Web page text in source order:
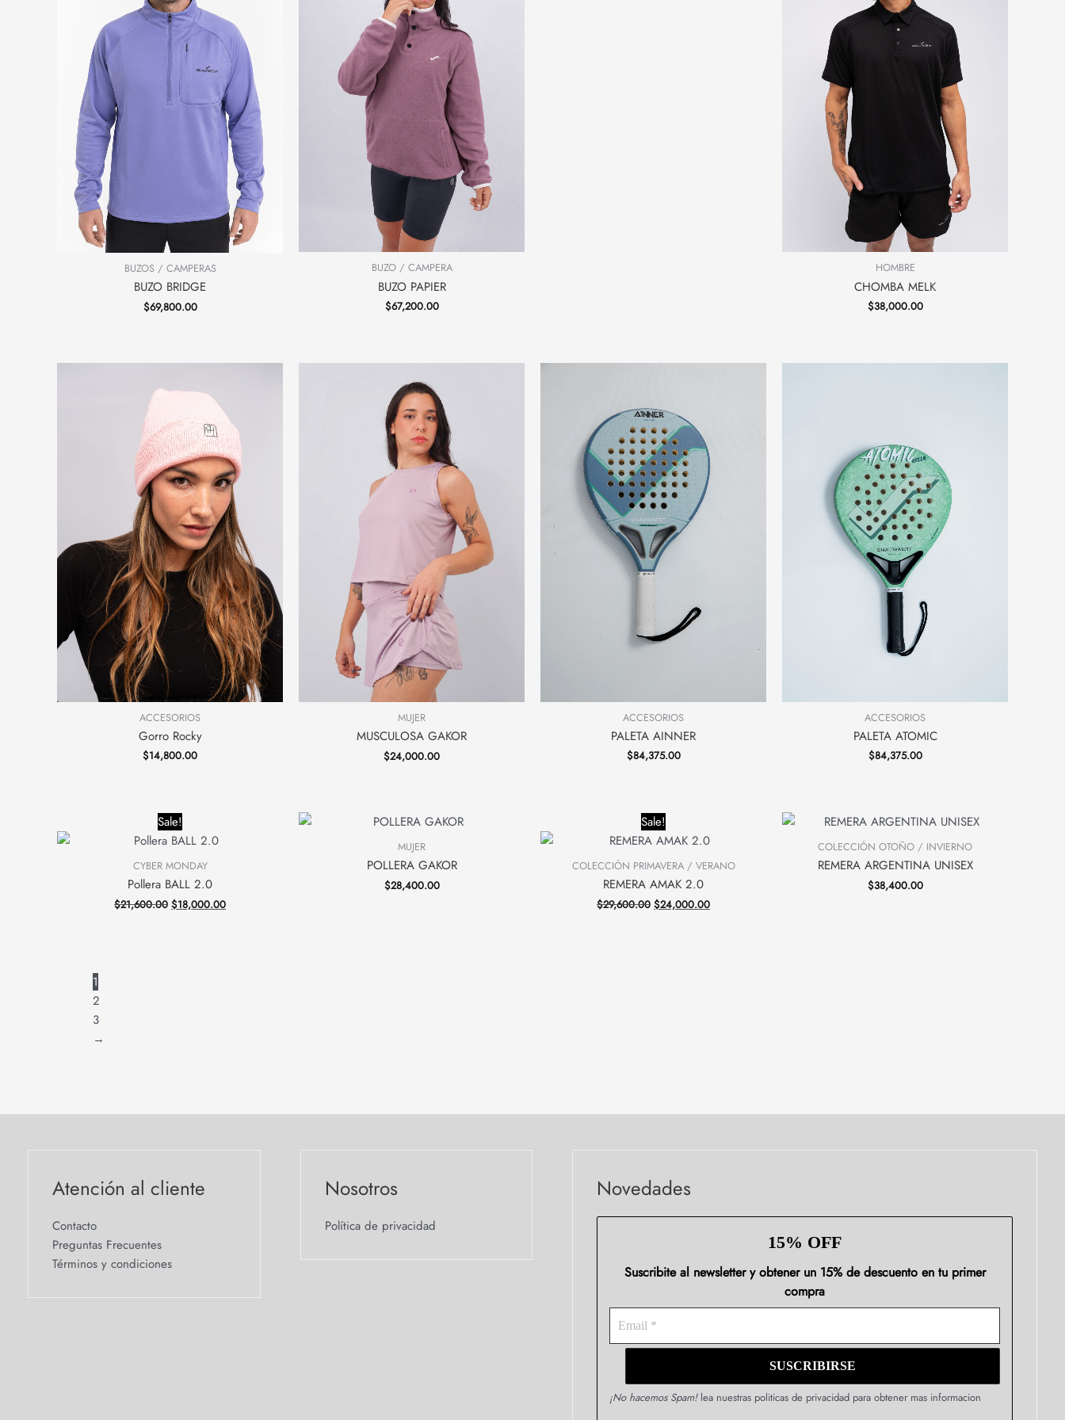
BUZOS / CAMPERAS
BUZO BRIDGE
$69,800.00
BUZO / CAMPERA
BUZO PAPIER
$67,200.00
HOMBRE
CHOMBA MELK
$38,000.00
ACCESORIOS
Gorro Rocky
$14,800.00
MUJER
MUSCULOSA GAKOR
$24,000.00
ACCESORIOS
PALETA AINNER
$84,375.00
ACCESORIOS
PALETA ATOMIC
$84,375.00
Sale!
CYBER MONDAY
Pollera BALL 2.0
$21,600.00
Original
price
was:
$21,600.00.
$18,000.00
MUJER
POLLERA GAKOR
$28,400.00
Sale!
COLECCIÓN PRIMAVERA / VERANO
REMERA AMAK 2.0
$29,600.00
Original
price
was:
$29,600.00.
$24,000.00
is:
$24,000.00.
COLECCIÓN OTOÑO / INVIERNO
REMERA ARGENTINA UNISEX
$38,400.00
1
2
3
→
Atención al cliente
Contacto
Preguntas Frecuentes
Términos y condiciones
Nosotros
Política de privacidad
Novedades
15% OFF
Suscribite al newsletter y obtener un 15% de descuento en tu primer
compra
¡No hacemos Spam!lea nuestras politicas de privacidad para obtener mas informacion